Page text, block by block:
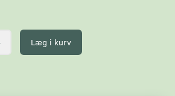
Læg i kurv